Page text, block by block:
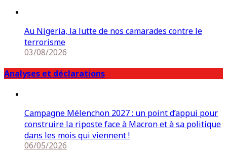
Au Nigeria, la lutte de nos camarades contre le
terrorisme
03/08/2026
Analyses et déclarations
Campagne Mélenchon 2027 : un point d’appui pour
construire la riposte face à Macron et à sa politique
dans les mois qui viennent !
06/05/2026